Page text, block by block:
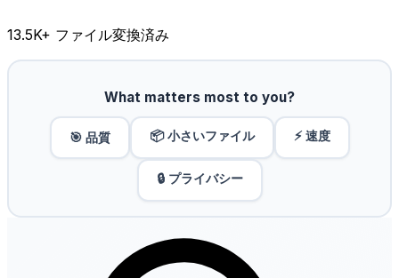
13.5K+ ファイル変換済み
What matters most to you?
🎯 品質 📦 小さいファイル ⚡ 速度
🔒 プライバシー